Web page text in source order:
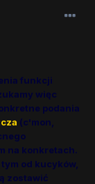
funkcji
więc
podania
(c'mon,
na konkretach.
od kucyków,
zostawić